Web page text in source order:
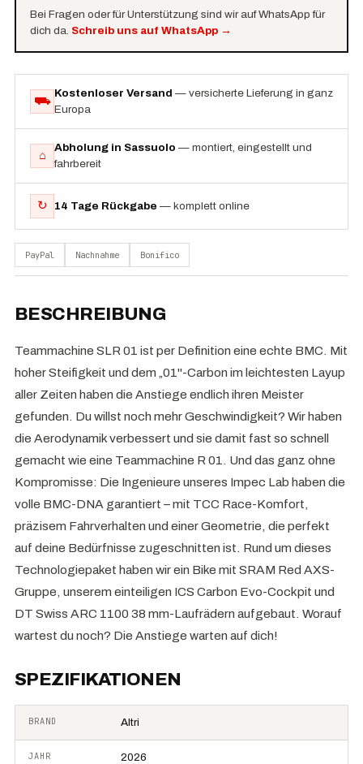
Bei Fragen oder für Unterstützung sind wir auf WhatsApp für
dich da. Schreib uns auf WhatsApp→
⛟
Kostenloser Versand — versicherte Lieferung in ganz
Europa
⌂
Abholung in Sassuolo — montiert, eingestellt und
fahrbereit
↻ 14 Tage Rückgabe — komplett online
PayPal Nachnahme Bonifico
BESCHREIBUNG
Teammachine SLR 01 ist per Definition eine echte BMC. Mit
hoher Steifigkeit und dem „01"-Carbon im leichtesten Layup
aller Zeiten haben die Anstiege endlich ihren Meister
gefunden. Du willst noch mehr Geschwindigkeit? Wir haben
die Aerodynamik verbessert und sie damit fast so schnell
gemacht wie eine Teammachine R 01. Und das ganz ohne
Kompromisse: Die Ingenieure unseres Impec Lab haben die
volle BMC-DNA garantiert – mit TCC Race-Komfort,
präzisem Fahrverhalten und einer Geometrie, die perfekt
auf deine Bedürfnisse zugeschnitten ist. Rund um dieses
Technologiepaket haben wir ein Bike mit SRAM Red AXS-
Gruppe, unserem einteiligen ICS Carbon Evo-Cockpit und
DT Swiss ARC 1100 38 mm-Laufrädern aufgebaut. Worauf
wartest du noch? Die Anstiege warten auf dich!
SPEZIFIKATIONEN
BRAND Altri
JAHR 2026